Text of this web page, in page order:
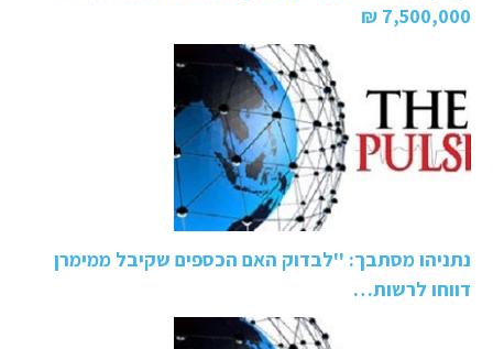
7,500,000 ₪
נתניהו מסתבך: ''לבדוק האם הכספים שקיבל ממימרן
דווחו לרשות…